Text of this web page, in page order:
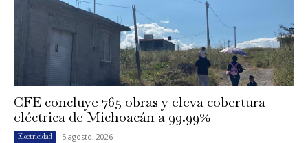
CFE concluye 765 obras y eleva cobertura
eléctrica de Michoacán a 99.99%
Electricidad 5 agosto, 2026